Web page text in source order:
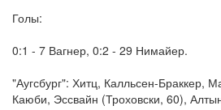
Голы:
0:1 - 7 Вагнер, 0:2 - 29 Нимайер.
"Аугсбург": Хитц, Калльсен-Браккер,
Каюби, Эссвайн (Троховски, 60),